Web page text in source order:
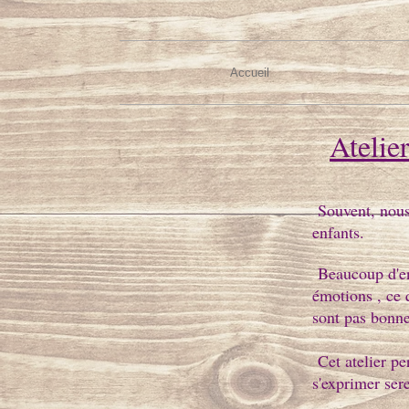
Accueil
Souvent,
enfants.
Beaucoup
émotions , ce
sont pas
Cet atelier
s'exprimer